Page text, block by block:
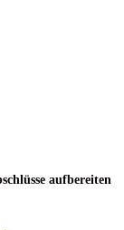
auf­be­rei­ten